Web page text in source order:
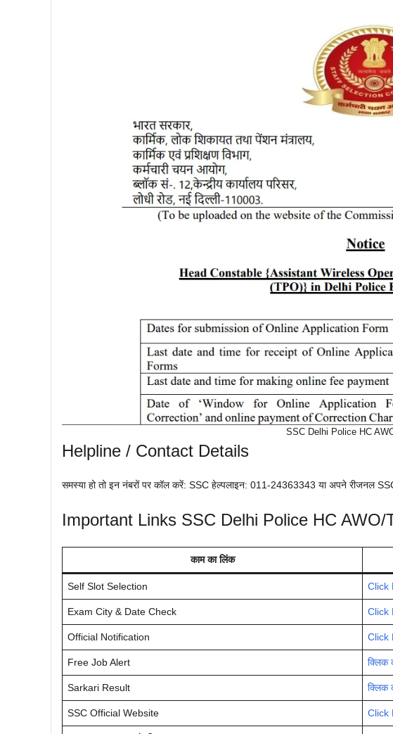
SSC Delhi Police HC
Helpline / Contact Details
समस्या हो तो इन नंबरों पर कॉल करें: SSC हेल्पलाइन: 011-24363343 या अपने रीजनल
Important Links SSC Delhi Police HC AWO/
काम का लिंक
Self Slot Selection Click
Exam City & Date Check Click
Official Notification Click
Free Job Alert क्लिक
Sarkari Result क्लिक
SSC Official Website Click